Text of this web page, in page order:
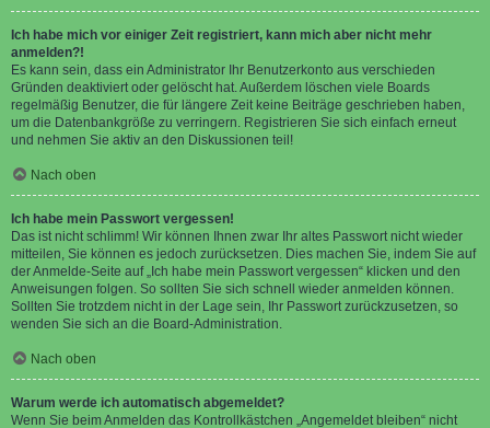
Ich habe mich vor einiger Zeit registriert, kann mich aber nicht mehr
anmelden?!
Es kann sein, dass ein Administrator Ihr Benutzerkonto aus verschieden
Gründen deaktiviert oder gelöscht hat. Außerdem löschen viele Boards
regelmäßig Benutzer, die für längere Zeit keine Beiträge geschrieben haben,
um die Datenbankgröße zu verringern. Registrieren Sie sich einfach erneut
und nehmen Sie aktiv an den Diskussionen teil!
Nach oben
Ich habe mein Passwort vergessen!
Das ist nicht schlimm! Wir können Ihnen zwar Ihr altes Passwort nicht wieder
mitteilen, Sie können es jedoch zurücksetzen. Dies machen Sie, indem Sie auf
der Anmelde-Seite auf „Ich habe mein Passwort vergessen“ klicken und den
Anweisungen folgen. So sollten Sie sich schnell wieder anmelden können.
Sollten Sie trotzdem nicht in der Lage sein, Ihr Passwort zurückzusetzen, so
wenden Sie sich an die Board-Administration.
Nach oben
Warum werde ich automatisch abgemeldet?
Wenn Sie beim Anmelden das Kontrollkästchen „Angemeldet bleiben“ nicht